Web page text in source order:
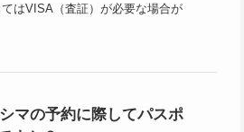
はVISA（査証）が必要な場合が
マの予約に際してパスポ